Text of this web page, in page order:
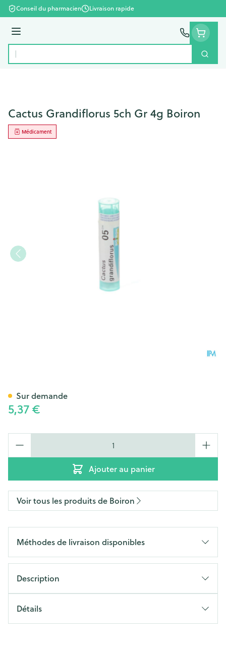
Aller au contenu
Conseil du pharmacien Livraison rapide
Menu
Rechercher
Cactus Grandiflorus 5ch Gr 4g Boiron
Médicament
5,37 €
Ajouter au panier
Sur demande
Voir tous les produits de Boiron
Méthodes de livraison disponibles
Description
Détails